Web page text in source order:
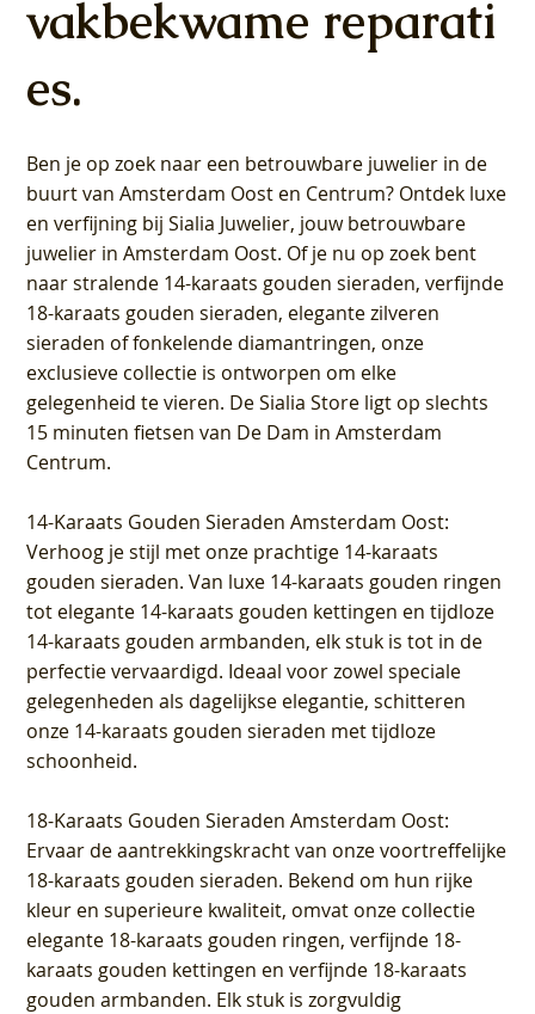
vakbekwame reparati
es.
Ben je op zoek naar een betrouwbare juwelier in de
buurt van Amsterdam Oost en Centrum? Ontdek luxe
en verfijning bij Sialia Juwelier, jouw betrouwbare
juwelier in Amsterdam Oost. Of je nu op zoek bent
naar stralende 14-karaats gouden sieraden, verfijnde
18-karaats gouden sieraden, elegante zilveren
sieraden of fonkelende diamantringen, onze
exclusieve collectie is ontworpen om elke
gelegenheid te vieren. De Sialia Store ligt op slechts
15 minuten fietsen van De Dam in Amsterdam
Centrum.
14-Karaats Gouden Sieraden Amsterdam Oost:
Verhoog je stijl met onze prachtige 14-karaats
gouden sieraden. Van luxe 14-karaats gouden ringen
tot elegante 14-karaats gouden kettingen en tijdloze
14-karaats gouden armbanden, elk stuk is tot in de
perfectie vervaardigd. Ideaal voor zowel speciale
gelegenheden als dagelijkse elegantie, schitteren
onze 14-karaats gouden sieraden met tijdloze
schoonheid.
18-Karaats Gouden Sieraden Amsterdam Oost:
Ervaar de aantrekkingskracht van onze voortreffelijke
18-karaats gouden sieraden. Bekend om hun rijke
kleur en superieure kwaliteit, omvat onze collectie
elegante 18-karaats gouden ringen, verfijnde 18-
karaats gouden kettingen en verfijnde 18-karaats
gouden armbanden. Elk stuk is zorgvuldig